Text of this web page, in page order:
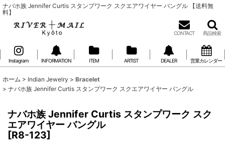
ナバホ族 Jennifer Curtis スタンプワーク スクエアワイヤー バングル 【送料無
料】
CONTACT 商品検索
Instagram INFORMATION ITEM ARTIST DEALER 営業カレンダー
ホーム > Indian Jewelry > Bracelet
> ナバホ族 Jennifer Curtis スタンプワーク スクエアワイヤー バングル
ナバホ族 Jennifer Curtis スタンプワーク スク
エアワイヤー バングル
[R8-123]